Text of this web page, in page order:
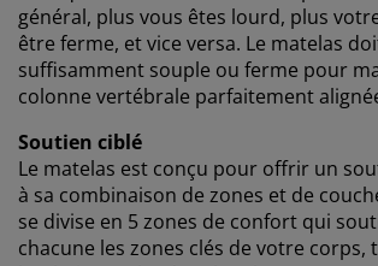
général, plus vous êtes lourd, plus
être ferme, et vice versa. Le matelas
suffisamment souple ou ferme pour
colonne vertébrale parfaitement
Soutien ciblé
Le matelas est conçu pour offrir un
à sa combinaison de zones et de
se divise en 5 zones de confort qui
chacune les zones clés de votre corps,
cookies marketing, nous partageons vos
navigation avec nos partenaires marketing
exemple Google, Meta et TikTok) afin de
des publicités personnalisées et statiques.
pouvez en savoir plus sur les finalités de ces
dans la section « Modifier » et choisir de
consentement en cliquant sur l'icône des
cliquant sur « Accepter tout », vous
finalités. En savoir plus surnotre collecte
traitement des données personnelles et
politique relative aux cookies.